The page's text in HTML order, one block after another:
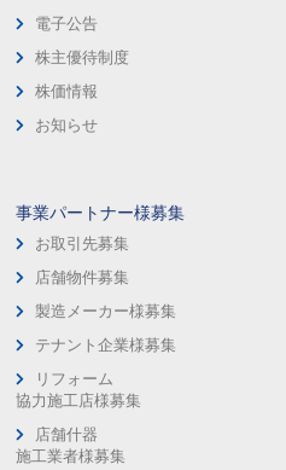
電子公告
株主優待制度
株価情報
お知らせ
事業パートナー様募集
お取引先募集
店舗物件募集
製造メーカー様募集
テナント企業様募集
リフォーム
協力施工店様募集
店舗什器
施工業者様募集